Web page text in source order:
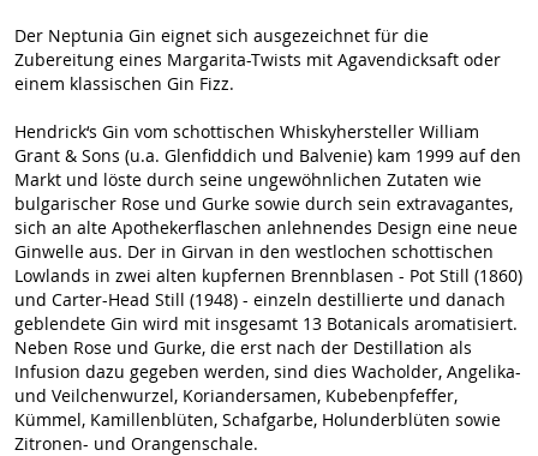
Der Neptunia Gin eignet sich ausgezeichnet für die
Zubereitung eines Margarita-Twists mit Agavendicksaft oder
einem klassischen Gin Fizz.
Hendrick‘s Gin vom schottischen Whiskyhersteller William
Grant & Sons (u.a. Glenfiddich und Balvenie) kam 1999 auf den
Markt und löste durch seine ungewöhnlichen Zutaten wie
bulgarischer Rose und Gurke sowie durch sein extravagantes,
sich an alte Apothekerflaschen anlehnendes Design eine neue
Ginwelle aus. Der in Girvan in den westlochen schottischen
Lowlands in zwei alten kupfernen Brennblasen - Pot Still (1860)
und Carter-Head Still (1948) - einzeln destillierte und danach
geblendete Gin wird mit insgesamt 13 Botanicals aromatisiert.
Neben Rose und Gurke, die erst nach der Destillation als
Infusion dazu gegeben werden, sind dies Wacholder, Angelika-
und Veilchenwurzel, Koriandersamen, Kubebenpfeffer,
Kümmel, Kamillenblüten, Schafgarbe, Holunderblüten sowie
Zitronen- und Orangenschale.